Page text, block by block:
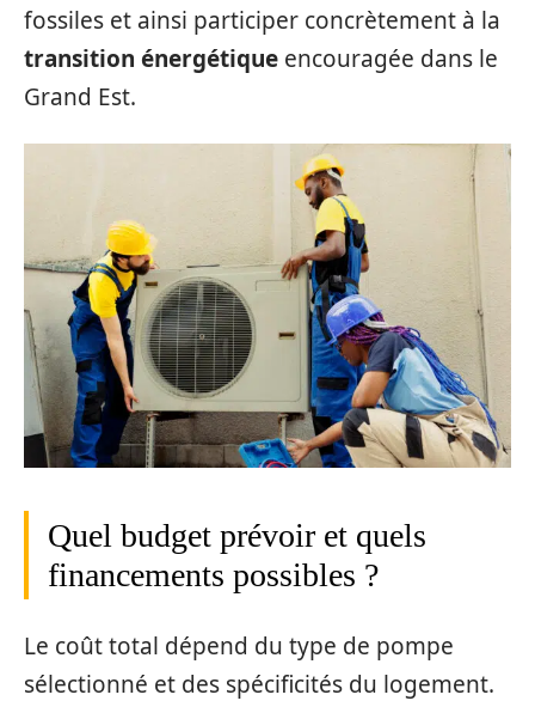
fossiles et ainsi participer concrètement à la
transition énergétique encouragée dans le
Grand Est.
Quel budget prévoir et quels
financements possibles ?
Le coût total dépend du type de pompe
sélectionné et des spécificités du logement.